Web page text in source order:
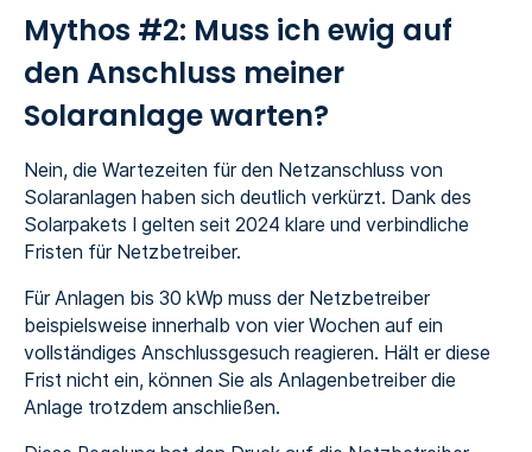
Mythos #2: Muss ich ewig auf
den Anschluss meiner
Solaranlage warten?
Nein, die Wartezeiten für den Netzanschluss von
Solaranlagen haben sich deutlich verkürzt. Dank des
Solarpakets I gelten seit 2024 klare und verbindliche
Fristen für Netzbetreiber.
Für Anlagen bis 30 kWp muss der Netzbetreiber
beispielsweise innerhalb von vier Wochen auf ein
vollständiges Anschlussgesuch reagieren. Hält er diese
Frist nicht ein, können Sie als Anlagenbetreiber die
Anlage trotzdem anschließen.